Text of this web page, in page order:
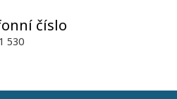
číslo
530